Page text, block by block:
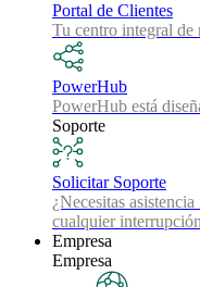
Portal de Clientes
Tu centro integral de
PowerHub
PowerHub está
Soporte
Solicitar Soporte
¿Necesitas
cualquier
Empresa
Empresa